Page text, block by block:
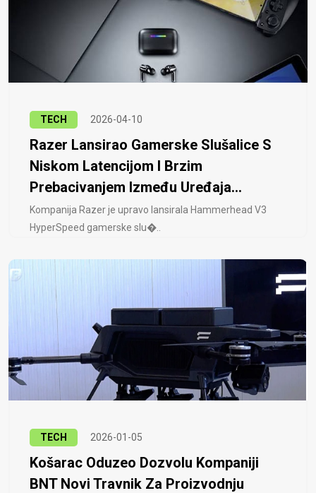
TECH 2026-04-10
Razer Lansirao Gamerske Slušalice S
Niskom Latencijom I Brzim
Prebacivanjem Između Uređaja...
Kompanija Razer je upravo lansirala Hammerhead V3
HyperSpeed ​​gamerske slu�..
TECH 2026-01-05
Košarac Oduzeo Dozvolu Kompaniji
BNT Novi Travnik Za Proizvodnju